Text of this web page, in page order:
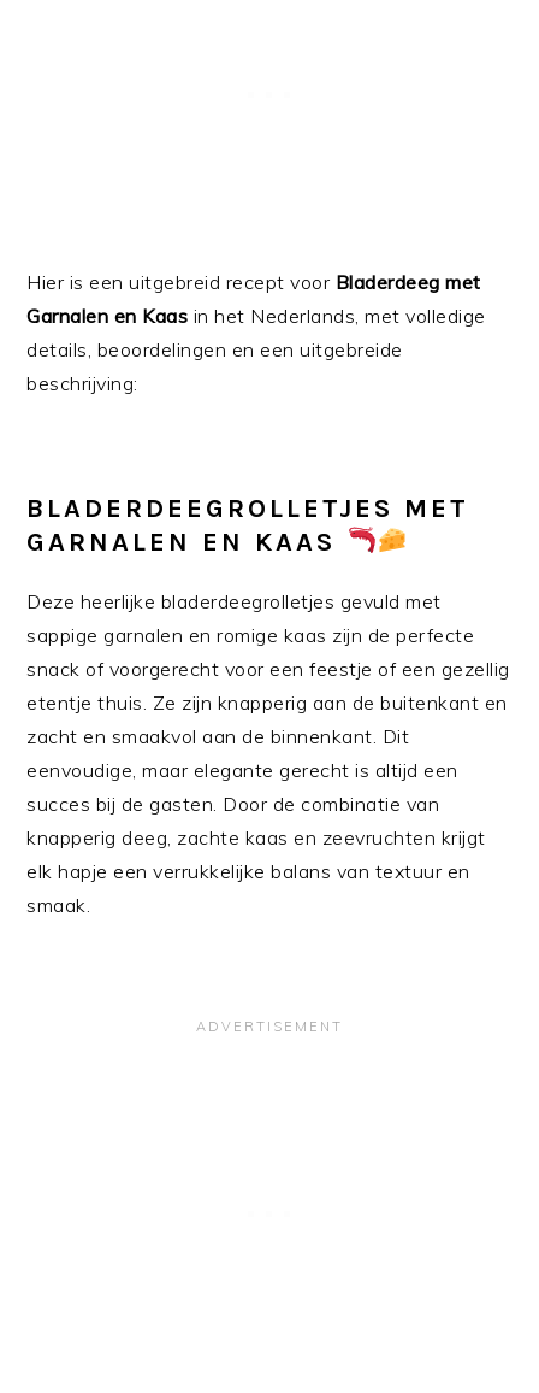
Hier is een uitgebreid recept voor Bladerdeeg met
Garnalen en Kaas in het Nederlands, met volledige
details, beoordelingen en een uitgebreide
beschrijving:
BLADERDEEGROLLETJES MET
GARNALEN EN KAAS
Deze heerlijke bladerdeegrolletjes gevuld met
sappige garnalen en romige kaas zijn de perfecte
snack of voorgerecht voor een feestje of een gezellig
etentje thuis. Ze zijn knapperig aan de buitenkant en
zacht en smaakvol aan de binnenkant. Dit
eenvoudige, maar elegante gerecht is altijd een
succes bij de gasten. Door de combinatie van
knapperig deeg, zachte kaas en zeevruchten krijgt
elk hapje een verrukkelijke balans van textuur en
smaak.